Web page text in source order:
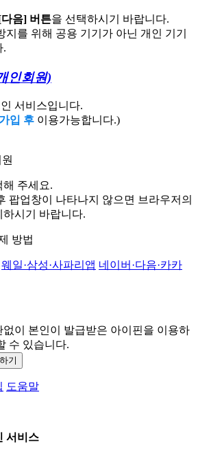
음] 버튼을 선택하시기 바랍니다.
지를 위해 공용 기기가 아닌 개인 기기
.
인회원)
서비스입니다.
입 후 이용가능합니다.)
해 주세요.
팝업창이 나타나지 않으면 브라우저의
시기 바랍니다.
방법
웨일·삼성·사파리앱 네이버·다음·카카
이 본인이 발급받은 아이핀을 이용하
수 있습니다.
기
도움말
서비스